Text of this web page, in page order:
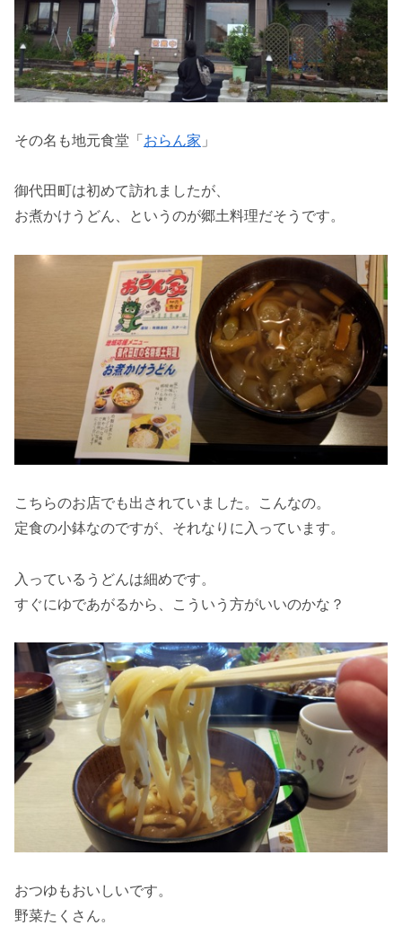
その名も地元食堂「 おらん家 」
御代田町は初めて訪れましたが、
お煮かけうどん、というのが郷土料理だそうです。
こちらのお店でも出されていました。こんなの。
定食の小鉢なのですが、それなりに入っています。
入っているうどんは細めです。
すぐにゆであがるから、こういう方がいいのかな？
おつゆもおいしいです。
野菜たくさん。